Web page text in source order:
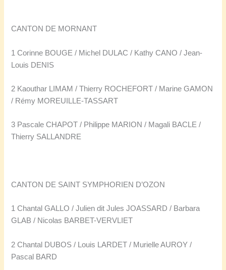
CANTON DE MORNANT
1 Corinne BOUGE / Michel DULAC / Kathy CANO / Jean-
Louis DENIS
2 Kaouthar LIMAM / Thierry ROCHEFORT / Marine GAMON
/ Rémy MOREUILLE-TASSART
3 Pascale CHAPOT / Philippe MARION / Magali BACLE /
Thierry SALLANDRE
CANTON DE SAINT SYMPHORIEN D’OZON
1 Chantal GALLO / Julien dit Jules JOASSARD / Barbara
GLAB / Nicolas BARBET-VERVLIET
2 Chantal DUBOS / Louis LARDET / Murielle AUROY /
Pascal BARD